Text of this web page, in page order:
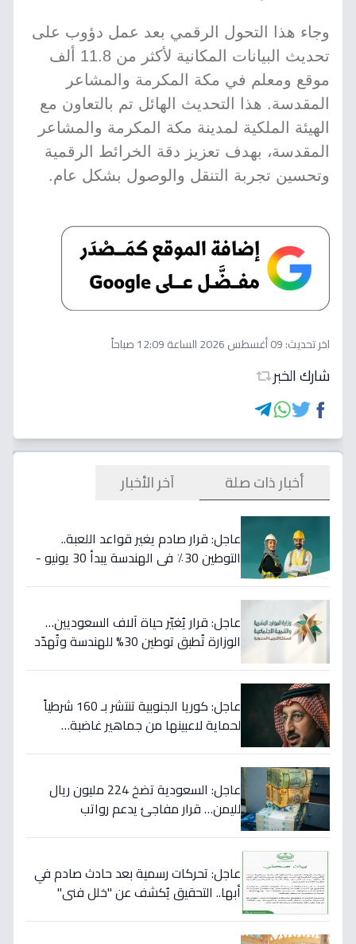
وجاء هذا التحول الرقمي بعد عمل دؤوب على
تحديث البيانات المكانية لأكثر من 11.8 ألف
موقع ومعلم في مكة المكرمة والمشاعر
المقدسة. هذا التحديث الهائل تم بالتعاون مع
الهيئة الملكية لمدينة مكة المكرمة والمشاعر
المقدسة، بهدف تعزيز دقة الخرائط الرقمية
وتحسين تجربة التنقل والوصول بشكل عام.
اخر تحديث:09 أغسطس 2026 الساعة 12:09 صباحاً
شارك الخبر
أخبار ذات صلة آخر الأخبار
عاجل: قرار صادم يغير قواعد اللعبة..
التوطين 30٪ في الهندسة يبدأ 30 يونيو -
عاجل: قرار يُغيّر حياة آلاف السعوديين…
الوزارة تُطبق توطين 30% للهندسة وتُهدّد
عاجل: كوريا الجنوبية تنتشر بـ 160 شرطياً
لحماية لاعبينها من جماهير غاضبة…
عاجل: السعودية تضخ 224 مليون ريال
لليمن… قرار مفاجئ يدعم رواتب
عاجل: تحركات رسمية بعد حادث صادم في
أبها.. التحقيق يُكشف عن "خلل فني"